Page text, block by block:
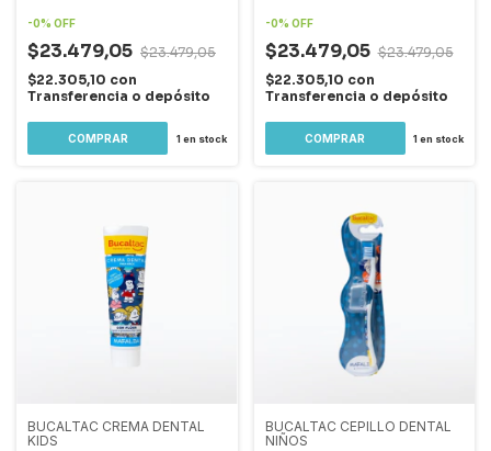
-0% OFF
$23.479,05 $23.479,05
$22.305,10 con
Transferencia o depósito
1 en stock
-0% OFF
$23.479,05 $23.479,05
$22.305,10 con
Transferencia o depósito
1 en stock
BUCALTAC CREMA DENTAL
KIDS
BUCALTAC CEPILLO DENTAL
NIÑOS